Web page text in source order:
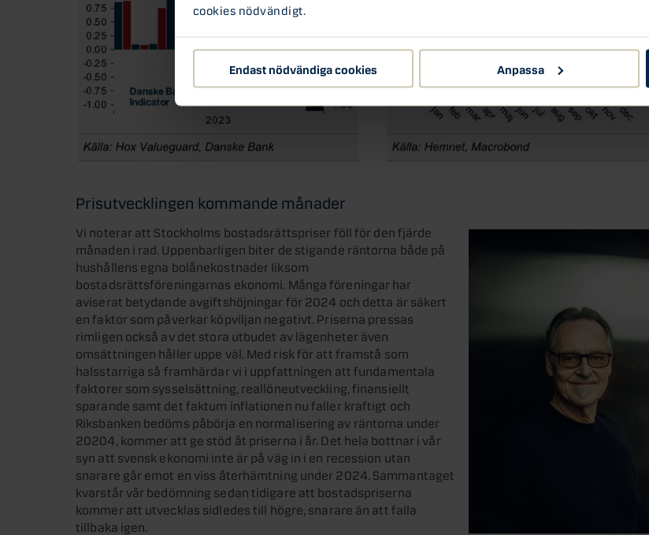
cookies nödvändigt.
Endast nödvändiga cookies Anpassa
Prisutvecklingen kommande månader
Vi noterar att Stockholms bostadsrättspriser föll för den fjärde
månaden i rad. Uppenbarligen biter de stigande räntorna både på
hushållens egna bolånekostnader liksom
bostadsrättsföreningarnas ekonomi. Många föreningar har
aviserat betydande avgiftshöjningar för 2024 och detta är säkert
en faktor som påverkar köpviljan negativt. Priserna pressas
rimligen också av det stora utbudet av lägenheter även
omsättningen håller uppe väl. Med risk för att framstå som
halsstarriga så framhärdar vi i uppfattningen att fundamentala
faktorer som sysselsättning, reallöneutveckling, finansiellt
sparande samt det faktum inflationen nu faller kraftigt och
Riksbanken bedöms påbörja en normalisering av räntorna under
20204, kommer att ge stöd åt priserna i år. Det hela bottnar i vår
syn att svensk ekonomi inte är på väg in i en recession utan
snarare går emot en viss återhämtning under 2024. Sammantaget
kvarstår vår bedömning sedan tidigare att bostadspriserna
kommer att utvecklas sidledes till högre, snarare än att falla
tillbaka igen.